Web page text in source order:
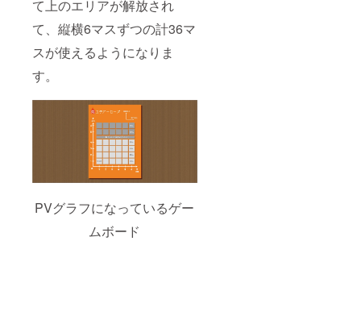
て上のエリアが解放され
て、縦横6マスずつの計36マ
スが使えるようになりま
す。
PVグラフになっているゲー
ムボード